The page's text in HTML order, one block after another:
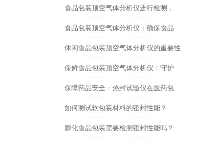
休闲食品包装顶空气体分析仪的重要性
如何测试软包装材料的密封性能？